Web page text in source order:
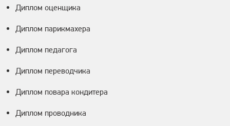
Диплом оценщика
Диплом парикмахера
Диплом педагога
Диплом переводчика
Диплом повара кондитера
Диплом проводника